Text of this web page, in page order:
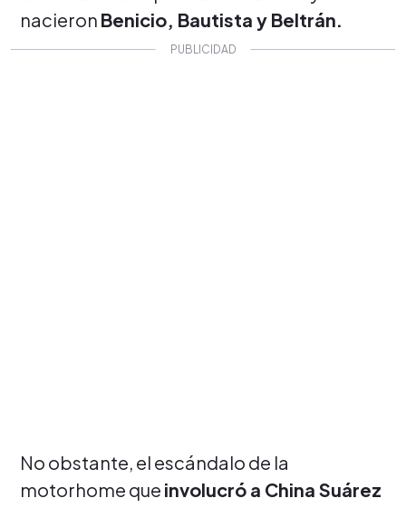
nacieron Benicio, Bautista y Beltrán.
No obstante, el escándalo de la
motorhome que involucró a China Suárez